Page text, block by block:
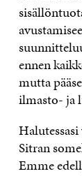
ennen
mutta
ilmasto- ja
Sitran
Emme